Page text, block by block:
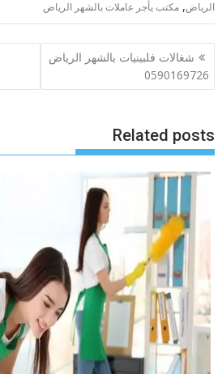
الرياض,مكتب يأجر عاملات بالشهر الرياض
تصفّح
المقالات
شغالات فلبينيات بالشهر الرياض
0590169726
Related posts